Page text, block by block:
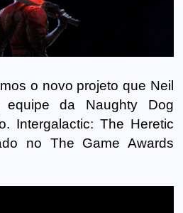
o novo projeto que Neil
da Naughty Dog
Intergalactic: The Heretic
no The Game Awards